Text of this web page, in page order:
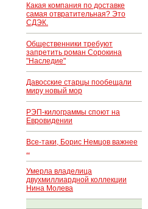
Какая компания по доставке
самая отвратительная? Это
СДЭК.
Общественники требуют
запретить роман Сорокина
"Наследие"
Давосские старцы пообещали
миру новый мор
РЭП-килограммы споют на
Евровидении
Все-таки, Борис Немцов важнее
Умерла владелица
двухмиллиардной коллекции
Нина Молева